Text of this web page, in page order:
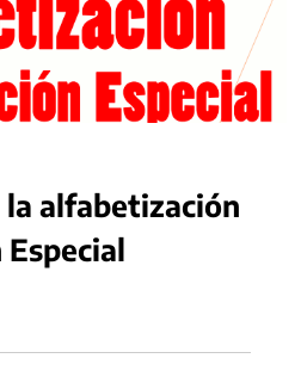
alfabetización
Especial